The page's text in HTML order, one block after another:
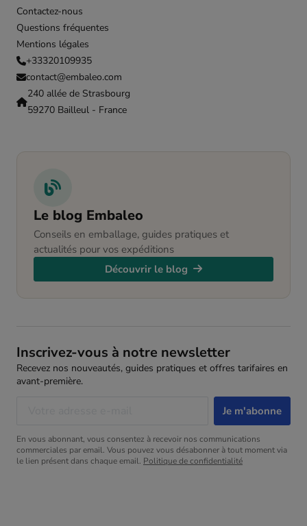
Contactez-nous
Questions fréquentes
Mentions légales
+33320109935
contact@embaleo.com
240 allée de Strasbourg
59270 Bailleul - France
Le blog Embaleo
Conseils en emballage, guides pratiques et
actualités pour vos expéditions
Découvrir le blog
Inscrivez-vous à notre newsletter
Recevez nos nouveautés, guides pratiques et offres tarifaires en
avant-première.
En vous abonnant, vous consentez à recevoir nos communications
commerciales par email. Vous pouvez vous désabonner à tout moment via
le lien présent dans chaque email. Politique de confidentialité